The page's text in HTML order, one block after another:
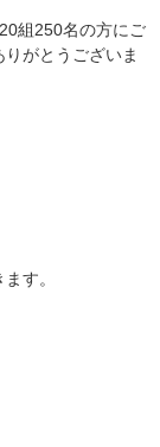
組250名の方にご
がとうございま
す。